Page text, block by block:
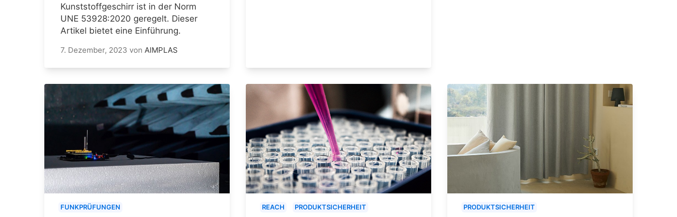
Kunststoffgeschirr ist in der Norm
UNE 53928:2020 geregelt. Dieser
Artikel bietet eine Einführung.
7. Dezember, 2023 von AIMPLAS
FUNKPRÜFUNGEN
REACH PRODUKTSICHERHEIT PRODUKTSICHERHEIT